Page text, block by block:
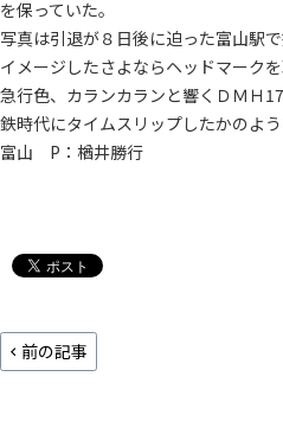
を保っていた。
写真は引退が８日後に迫った富山駅
イメージしたさよならヘッドマーク
急行色、カランカランと響くＤＭＨ
鉄時代にタイムスリップしたかの
富山 P：楢井勝行
前の記事